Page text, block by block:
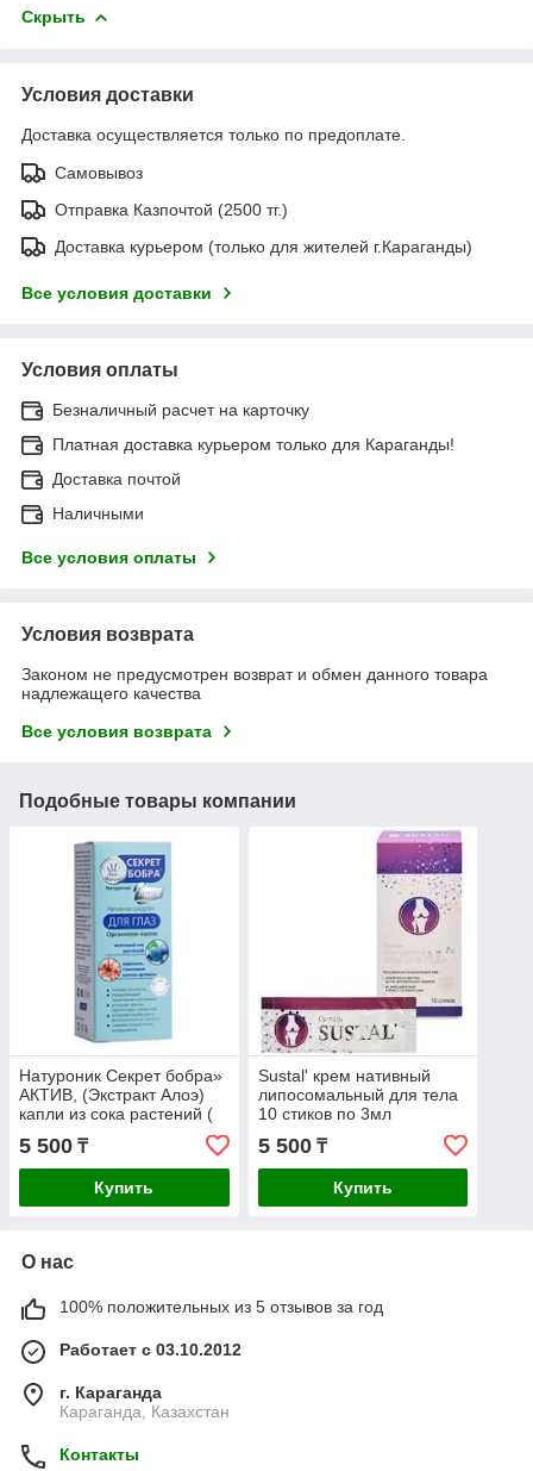
Скрыть
Условия доставки
Доставка осуществляется только по предоплате.
Самовывоз
Отправка Казпочтой (2500 тг.)
Доставка курьером (только для жителей г.Караганды)
Все условия доставки
Условия оплаты
Безналичный расчет на карточку
Платная доставка курьером только для Караганды!
Доставка почтой
Наличными
Все условия оплаты
Условия возврата
Законом не предусмотрен возврат и обмен данного товара
надлежащего качества
Все условия возврата
Подобные товары компании
Натуроник Секрет бобра»
АКТИВ, (Экстракт Алоэ)
капли из сока растений (
средство для глаз), 10 мл.
5 500 ₸
Купить
Sustal' крем нативный
липосомальный для тела
10 стиков по 3мл
5 500₸
Купить
О нас
100% положительных из 5 отзывов за год
Работает с 03.10.2012
г. Караганда
Караганда, Казахстан
Контакты